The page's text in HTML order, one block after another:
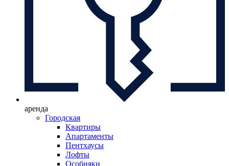
аренда
Городская
Квартиры
Апартаменты
Пентхаусы
Лофты
Особняки